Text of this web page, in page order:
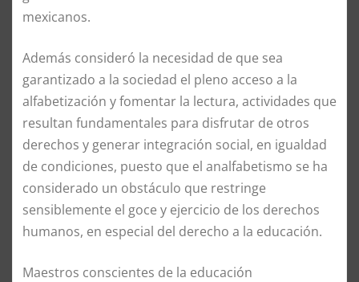
mexicanos.
Además consideró la necesidad de que sea
garantizado a la sociedad el pleno acceso a la
alfabetización y fomentar la lectura, actividades que
resultan fundamentales para disfrutar de otros
derechos y generar integración social, en igualdad
de condiciones, puesto que el analfabetismo se ha
considerado un obstáculo que restringe
sensiblemente el goce y ejercicio de los derechos
humanos, en especial del derecho a la educación.
Maestros conscientes de la educación